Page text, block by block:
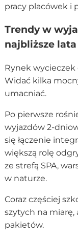
pracy placówek i
Trendy w
najbliższe lata
Rynek wycieczek
Widać kilka
umacniać.
Po pierwsze
wyjazdów 2-
się łączenie
większą rolę
ze strefą SPA,
w naturze.
Coraz częściej
szytych na
pakietów.